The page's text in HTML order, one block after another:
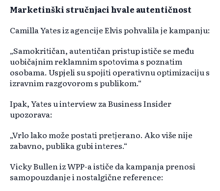
Marketinški stručnjaci hvale autentičnost
Camilla Yates iz agencije Elvis pohvalila je kampanju:
„Samokritičan, autentičan pristup ističe se među
uobičajnim reklamnim spotovima s poznatim
osobama. Uspjeli su spojiti operativnu optimizaciju s
izravnim razgovorom s publikom.“
Ipak, Yates u interview za Business Insider
upozorava:
„Vrlo lako može postati pretjerano. Ako više nije
zabavno, publika gubi interes.“
Vicky Bullen iz WPP-a ističe da kampanja prenosi
samopouzdanje i nostalgične reference: